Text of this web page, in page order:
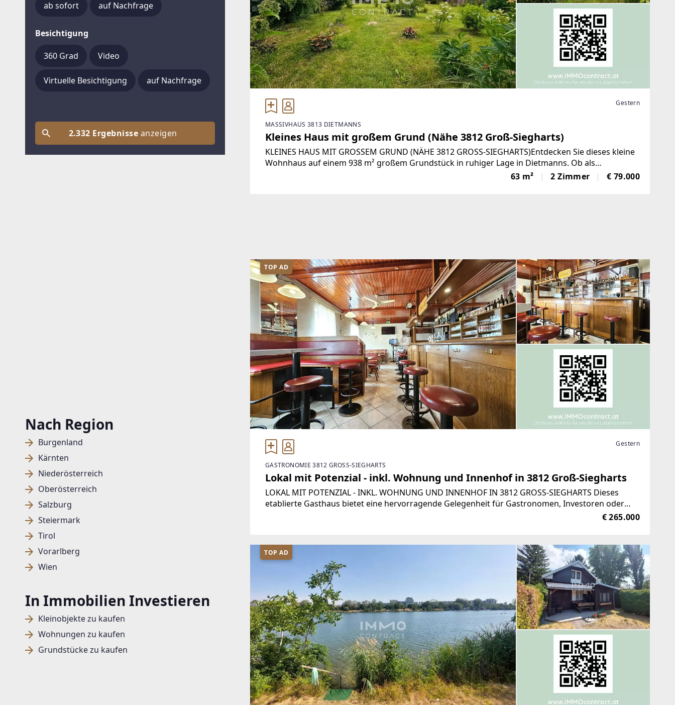
ab sofort auf Nachfrage
Besichtigung
360 Grad Video
Virtuelle Besichtigung auf Nachfrage
2.332 Ergebnisse anzeigen
Nach Region
Burgenland
Kärnten
Niederösterreich
Oberösterreich
Salzburg
Steiermark
Tirol
Vorarlberg
Wien
In Immobilien Investieren
Kleinobjekte zu kaufen
Wohnungen zu kaufen
Grundstücke zu kaufen
Gestern
MASSIVHAUS 3813 DIETMANNS
Kleines Haus mit großem Grund (Nähe 3812 Groß-Siegharts)
KLEINES HAUS MIT GROSSEM GRUND (NÄHE 3812 GROSS-SIEGHARTS)Entdecken Sie dieses kleine
Wohnhaus auf einem 938 m² großem Grundstück in ruhiger Lage in Dietmanns. Ob als
Hauptwohnsitz, Zweitwohnsitz für zwei Personen oder Vermietungsimmobilie – hier
63 m² 2 Zimmer € 79.000
TOP AD
Gestern
GASTRONOMIE 3812 GROSS-SIEGHARTS
Lokal mit Potenzial - inkl. Wohnung und Innenhof in 3812 Groß-Siegharts
LOKAL MIT POTENZIAL - INKL. WOHNUNG UND INNENHOF IN 3812 GROSS-SIEGHARTS Dieses
etablierte Gasthaus bietet eine hervorragende Gelegenheit für Gastronomen, Investoren oder
€ 265.000
TOP AD